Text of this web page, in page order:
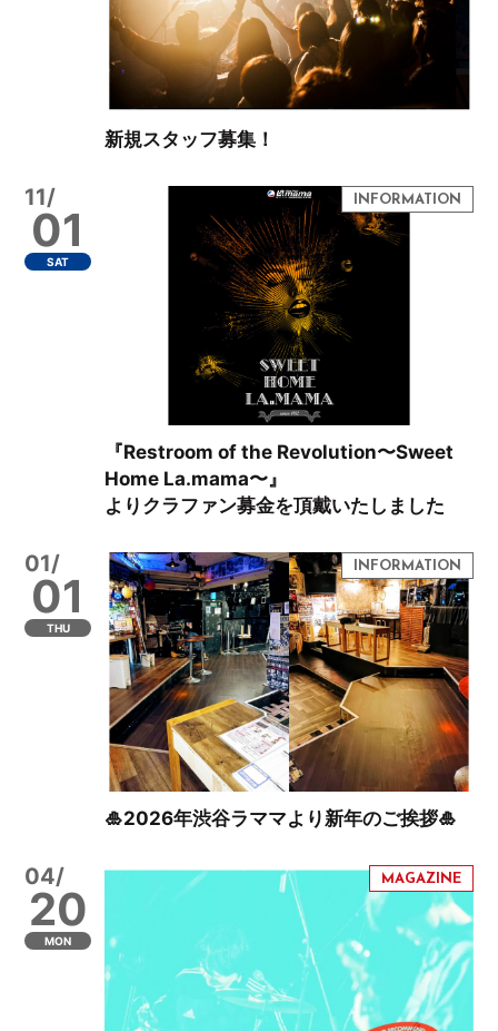
新規スタッフ募集！
11/
01
SAT
『Restroom of the Revolution〜Sweet
Home La.mama〜』
よりクラファン募金を頂戴いたしました
01/
01
THU
🎍2026年渋谷ラママより新年のご挨拶🎍
04/
20
MON